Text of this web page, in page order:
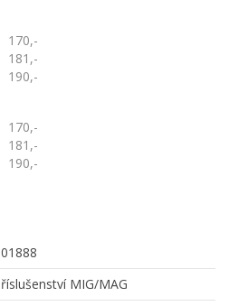
170,-
181,-
190,-
170,-
181,-
190,-
MIG/MAG